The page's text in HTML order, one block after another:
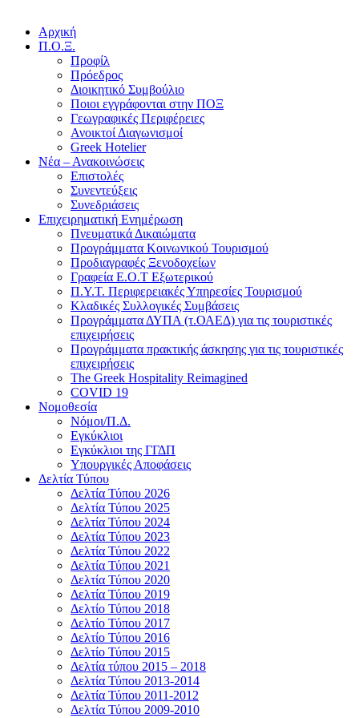
Αρχική
Π.Ο.Ξ.
Προφίλ
Πρόεδρος
Διοικητικό Συμβούλιο
Ποιοι εγγράφονται στην ΠΟΞ
Γεωγραφικές Περιφέρειες
Ανοικτοί Διαγωνισμoί
Greek Hotelier
Νέα – Ανακοινώσεις
Επιστολές
Συνεντεύξεις
Συνεδριάσεις
Επιχειρηματική Ενημέρωση
Πνευματικά Δικαιώματα
Προγράμματα Κοινωνικού Τουρισμού
Προδιαγραφές Ξενοδοχείων
Γραφεία Ε.Ο.Τ Εξωτερικού
Π.Υ.Τ. Περιφερειακές Υπηρεσίες Τουρισμού
Κλαδικές Συλλογικές Συμβάσεις
Προγράμματα ΔΥΠΑ (τ.ΟΑΕΔ) για τις τουριστικές
επιχειρήσεις
Προγράμματα πρακτικής άσκησης για τις τουριστικές
επιχειρήσεις
The Greek Hospitality Reimagined
COVID 19
Νομοθεσία
Νόμοι/Π.Δ.
Εγκύκλιοι
Εγκύκλιοι της ΓΓΔΠ
Υπουργικές Αποφάσεις
Δελτία Τύπου
Δελτία Τύπου 2026
Δελτία Τύπου 2025
Δελτία Τύπου 2024
Δελτία Τύπου 2023
Δελτία Τύπου 2022
Δελτία Τύπου 2021
Δελτία Τύπου 2020
Δελτία Τύπου 2019
Δελτίο Τύπου 2018
Δελτίο Τύπου 2017
Δελτίο Τύπου 2016
Δελτίο Τύπου 2015
Δελτία τύπου 2015 – 2018
Δελτία Τύπου 2013-2014
Δελτία Τύπου 2011-2012
Δελτία Τύπου 2009-2010